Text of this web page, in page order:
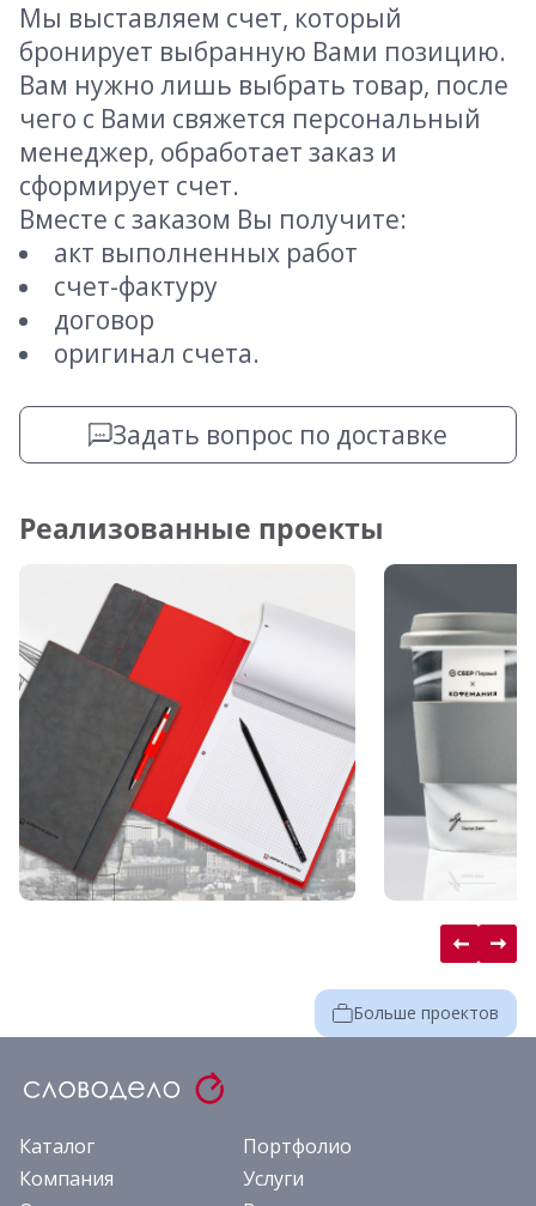
Мы выставляем счет, который
бронирует выбранную Вами позицию.
Вам нужно лишь выбрать товар, после
чего с Вами свяжется персональный
менеджер, обработает заказ и
сформирует счет.
Вместе с заказом Вы получите:
акт выполненных работ
счет-фактуру
договор
оригинал счета.
Задать вопрос по доставке
Реализованные проекты
Больше проектов
Каталог
Портфолио
Компания
Услуги